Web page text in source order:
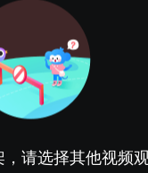
请选择其他视频